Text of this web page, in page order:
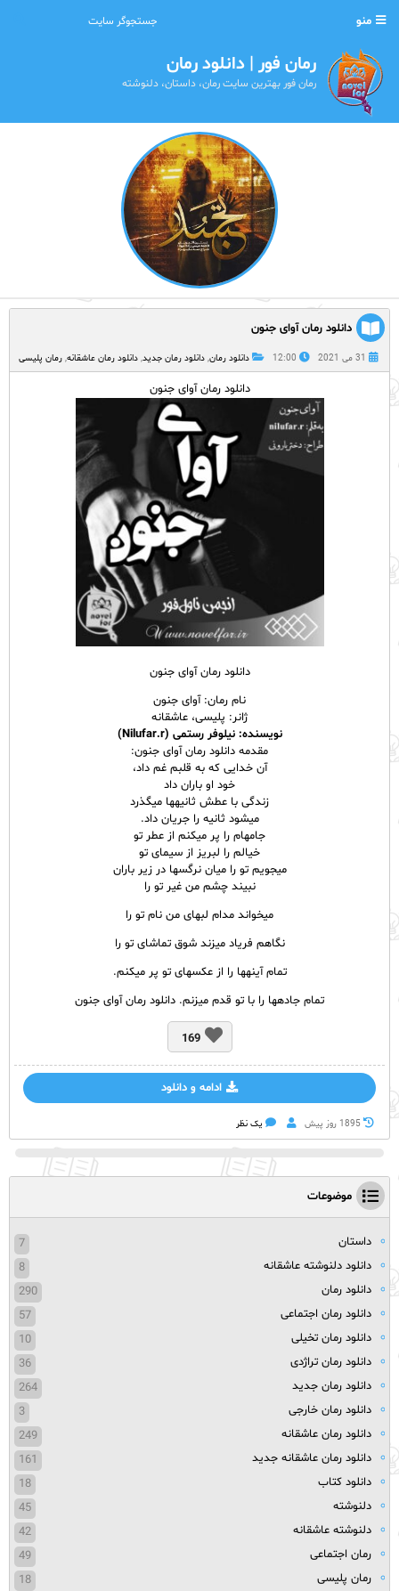
منو
رمان فور | دانلود رمان
رمان فور بهترین سایت رمان، داستان، دلنوشته
دانلود رمان آوای جنون
31 می 2021 12:00 دانلود رمان, دانلود رمان جدید, دانلود رمان عاشقانه, رمان پلیسی
دانلود رمان آوای جنون
دانلود رمان آوای جنون
نام رمان: آوای جنون
ژانر: پلیسی، عاشقانه
نویسنده: نیلوفر رستمی (Nilufar.r)
مقدمه دانلود رمان آوای جنون:
آن خدایی که به قلبم غم داد،
خود او باران داد
زندگی با عطش ثانیه­ها می‏گذرد
می‏شود ثانیه را جریان داد.
جامه‏ام را پر می­کنم از عطر تو
خیالم را لبریز از سیمای تو
می­جویم تو را میان نرگس‏ها در زیر باران
نبیند چشم من غیر تو را
می­خواند مدام لب‏های من نام تو را
نگاهم فریاد می­زند شوق تماشای تو را
تمام آینه‏ها را از عکس­های تو پر می­کنم.
تمام جاده‏ها را با تو قدم می­زنم. دانلود رمان آوای جنون
169
ادامه و دانلود
1895 روز پيش یک نظر
موضوعات
داستان
7
دانلود دلنوشته عاشقانه
8
دانلود رمان
290
دانلود رمان اجتماعی
57
دانلود رمان تخیلی
10
دانلود رمان تراژدی
36
دانلود رمان جدید
264
دانلود رمان خارجی
3
دانلود رمان عاشقانه
249
دانلود رمان عاشقانه جدید
161
دانلود کتاب
18
دلنوشته
45
دلنوشته عاشقانه
42
رمان اجتماعی
49
رمان پلیسی
18